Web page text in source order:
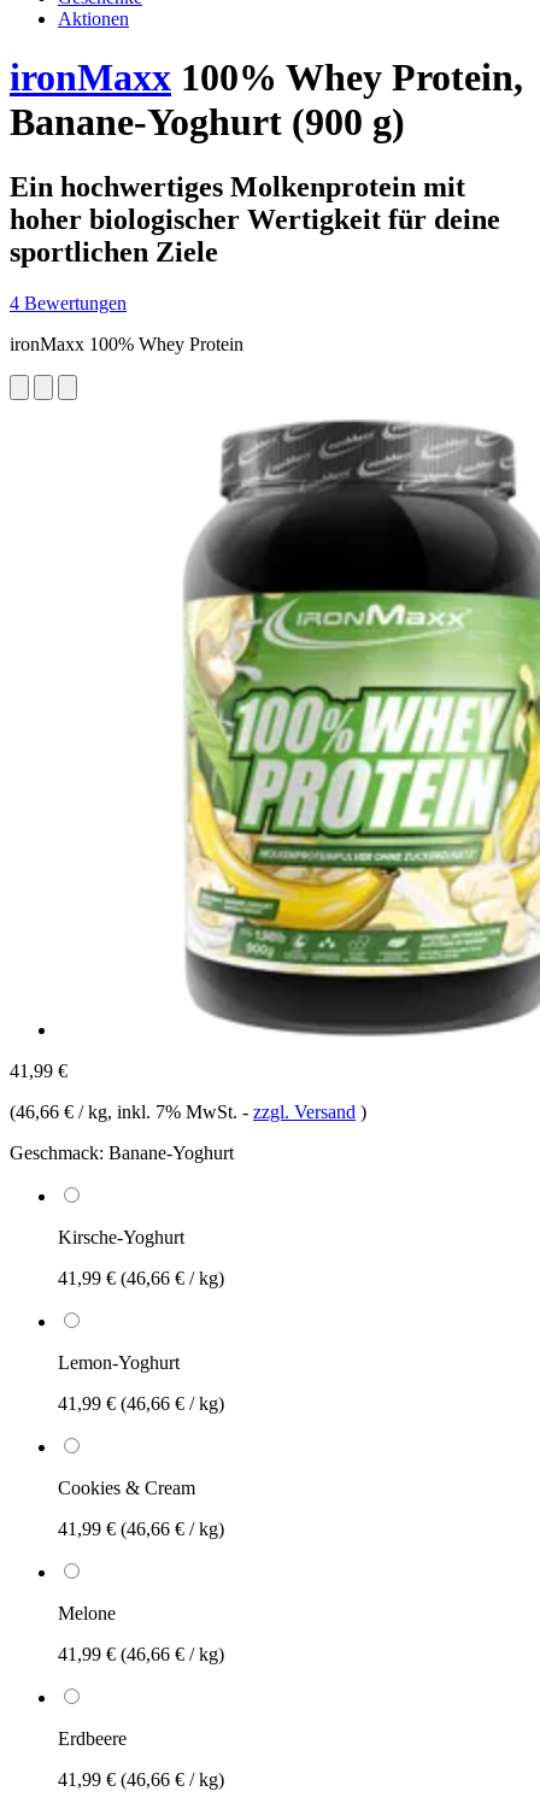
Aktionen
ironMaxx 100% Whey Protein,
Banane-Yoghurt (900 g)
Ein hochwertiges Molkenprotein mit
hoher biologischer Wertigkeit für deine
sportlichen Ziele
4 Bewertungen
ironMaxx 100% Whey Protein
41,99 €
(46,66 € / kg, inkl. 7% MwSt. - zzgl. Versand )
Geschmack: Banane-Yoghurt
Kirsche-Yoghurt
41,99 € (46,66 € / kg)
Lemon-Yoghurt
41,99 € (46,66 € / kg)
Cookies & Cream
41,99 € (46,66 € / kg)
Melone
41,99 € (46,66 € / kg)
Erdbeere
41,99 € (46,66 € / kg)